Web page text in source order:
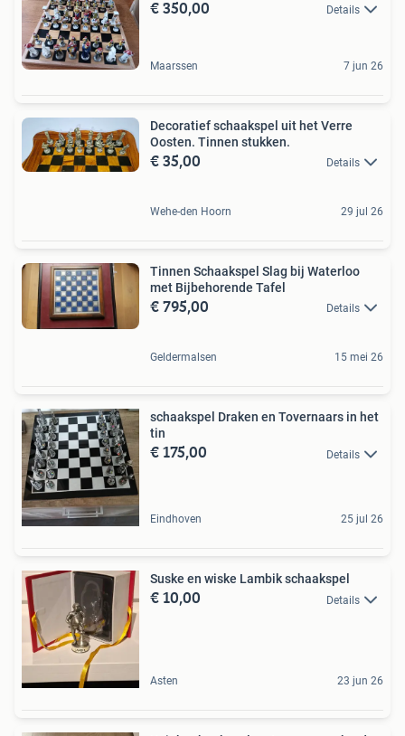
€ 350,00 Details
Maarssen 7 jun 26
Decoratief schaakspel uit het Verre
Oosten. Tinnen stukken.
€ 35,00 Details
Wehe-den Hoorn 29 jul 26
Tinnen Schaakspel Slag bij Waterloo
met Bijbehorende Tafel
€ 795,00 Details
Geldermalsen 15 mei 26
schaakspel Draken en Tovernaars in het
tin
€ 175,00 Details
Eindhoven 25 jul 26
Suske en wiske Lambik schaakspel
€ 10,00 Details
Asten 23 jun 26